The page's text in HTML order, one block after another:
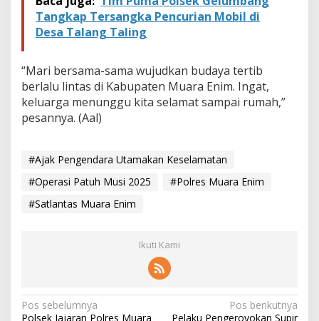
Tangkap Tersangka Pencurian Mobil di
Desa Talang Taling
“Mari bersama-sama wujudkan budaya tertib
berlalu lintas di Kabupaten Muara Enim. Ingat,
keluarga menunggu kita selamat sampai rumah,”
pesannya. (Aal)
#Ajak Pengendara Utamakan Keselamatan
#Operasi Patuh Musi 2025
#Polres Muara Enim
#Satlantas Muara Enim
Ikuti Kami
N
Pos sebelumnya
Polsek Jajaran Polres Muara
Pos berikutnya
Pelaku Pengeroyokan Supir